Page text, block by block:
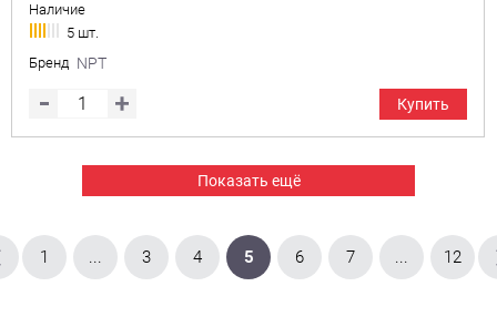
Наличие
5 шт.
Бренд NPT
Купить
Показать ещё
1 ... 3 4 5 6 7 ... 12